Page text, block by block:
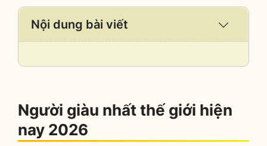
Nội dung bài viết
Người giàu nhất thế giới hiện
nay 2026